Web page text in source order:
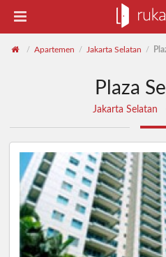
/ Apartemen / Jakarta Selatan /
Plaza
Jakarta Selatan